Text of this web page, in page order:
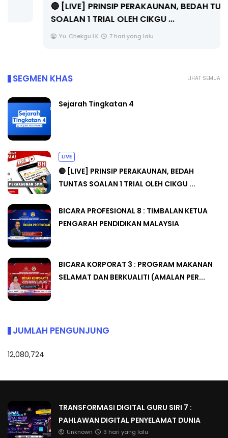
🔴 [LIVE] PRINSIP PERAKAUNAN, BEDAH TUNTAS
SOALAN 1 TRIAL OLEH CIKGU ...
Yu. Chekgu LK 7 hari yang lalu
LIHAT SEMUA
SEGMEN KHAS
Sejarah Tingkatan 4
LIVE
🔴 [LIVE] PRINSIP PERAKAUNAN, BEDAH
TUNTAS SOALAN 1 TRIAL OLEH CIKGU ...
BICARA PROFESIONAL 8 : TIMBALAN KETUA
PENGARAH PENDIDIKAN MALAYSIA
BICARA KORPORAT 3 : PROGRAM MAKANAN
SELAMAT DAN BERKUALITI (AMALAN PER...
JUMLAH PENGUNJUNG
12,080,724
TRANSFORMASI DIGITAL GURU SIRI 7 :
PAHLAWAN DIGITAL PENYELAMAT DUNIA
Unknown 3 hari yang lalu